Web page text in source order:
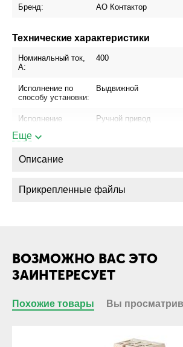
Бренд: АО Контактор
Технические характеристики
Номинальный ток,
А:
400
Исполнение по
способу установки:
Выдвижной
Исполнение
Ручной привод
кабеля без
наконечника:
Габариты
Еще
Описание
Прикрепленные файлы
ВОЗМОЖНО ВАС ЭТО
ЗАИНТЕРЕСУЕТ
Похожие товары Вы